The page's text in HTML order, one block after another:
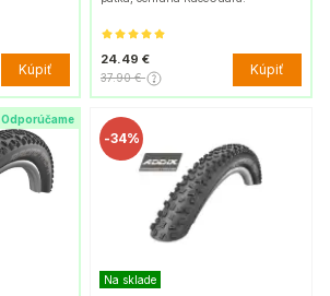
Kúpiť
24.49 €
37.90 € Kúpiť
Odporúčame
-34%
Na sklade